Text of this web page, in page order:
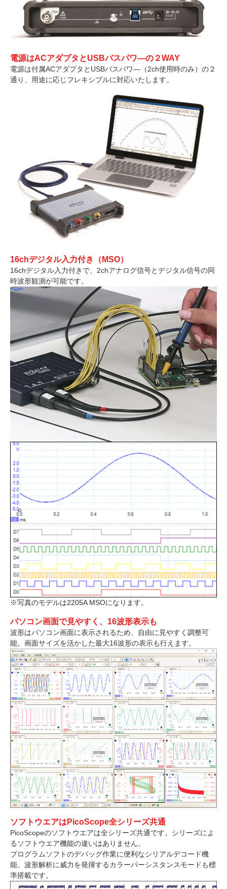
電源はACアダプタとUSBバスパワ―の２WAY
電源は付属ACアダプタとUSBバスパワ―（2ch使用時のみ）の２
通り、用途に応じフレキシブルに対応いたします。
16chデジタル入力付き（MSO）
16chデジタル入力付きで、2chアナログ信号とデジタル信号の同
時波形観測が可能です。
※写真のモデルは2205A MSOになります。
パソコン画面で見やすく、16波形表示も
波形はパソコン画面に表示されるため、自由に見やすく調整可
能。画面サイズを活かした最大16波形の表示も行えます。
ソフトウエアはPicoScope全シリーズ共通
PicoScopeのソフトウエアは全シリーズ共通です。シリーズによ
るソフトウエア機能の違いはありません。
プログラムソフトのデバッグ作業に便利なシリアルデコード機
能、波形解析に威力を発揮するカラーパーシスタンスモードも標
準搭載です。